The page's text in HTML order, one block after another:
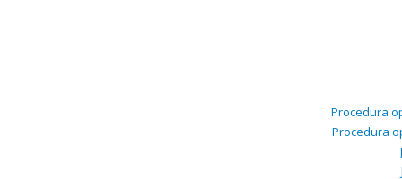
Procedura
Procedura